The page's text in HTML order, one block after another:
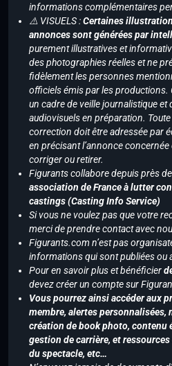
informations complémentaires
⚠️ VISUELS :Certaines
annonces sont générées par
purement illustratives et
des photographies réelles et ne
fidèlement les personnes
officiels émis par les productions.
un cadre de veille journalistique
audiovisuels en préparation.
correction doit être adressée par
en précisant l’annonce
corriger ou retirer.
Figurants collabore depuis près
association de France à lutter
castings (Casting Info Service)
Si vous ne voulez pas que votre
merci de prendre contact avec
Figurants.com n’est pas
informations qui sont publiées ou
Pour en savoir plus et bénéficier
devez créer un compte sur
Vous pourrez ainsi accéder aux
membre, alertes personnalisées,
création de book photo,
gestion de carrière, et
du spectacle, etc…